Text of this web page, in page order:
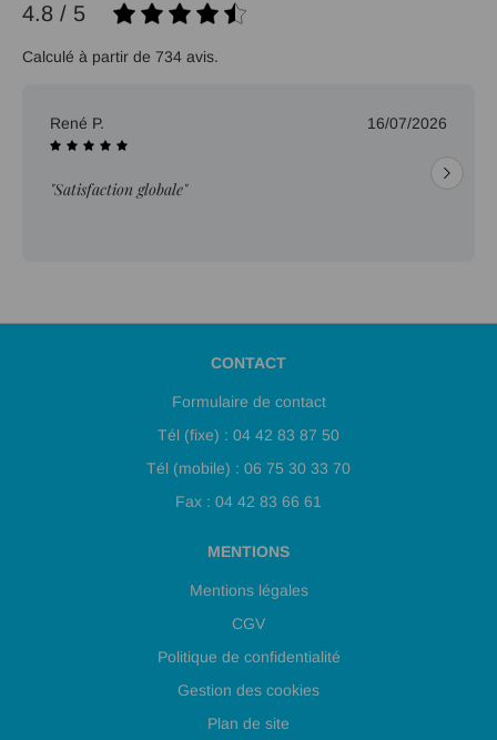
4.8 / 5
Calculé à partir de 734 avis.
René P. 16/07/2026
"Satisfaction globale"
CONTACT
Formulaire de contact
Tél (fixe) : 04 42 83 87 50
Tél (mobile) : 06 75 30 33 70
Fax : 04 42 83 66 61
MENTIONS
Mentions légales
CGV
Politique de confidentialité
Gestion des cookies
Plan de site